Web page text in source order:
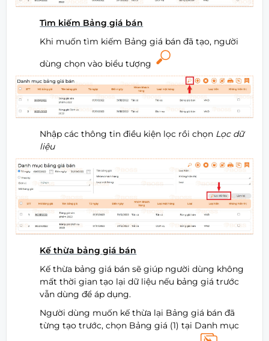
Tìm kiếm Bảng giá bán
Khi muốn tìm kiếm Bảng giá bán đã tạo, người
dùng chọn vào biểu tượng
Nhập các thông tin điều kiện lọc rồi chọn Lọc dữ
liệu
Kế thừa bảng giá bán
Kế thừa bảng giá bán sẽ giúp người dùng không
mất thời gian tạo lại dữ liệu nếu bảng giá trước
vẫn dùng để áp dụng.
Người dùng muốn kế thừa lại Bảng giá bán đã
từng tạo trước, chọn Bảng giá (1) tại Danh mục